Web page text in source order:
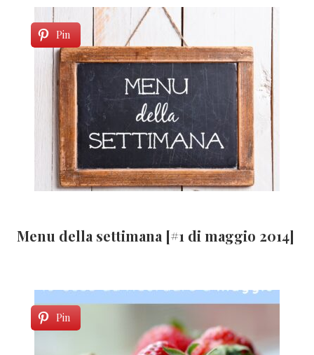
Pin
Menu della settimana [#1 di maggio 2014]
Pin